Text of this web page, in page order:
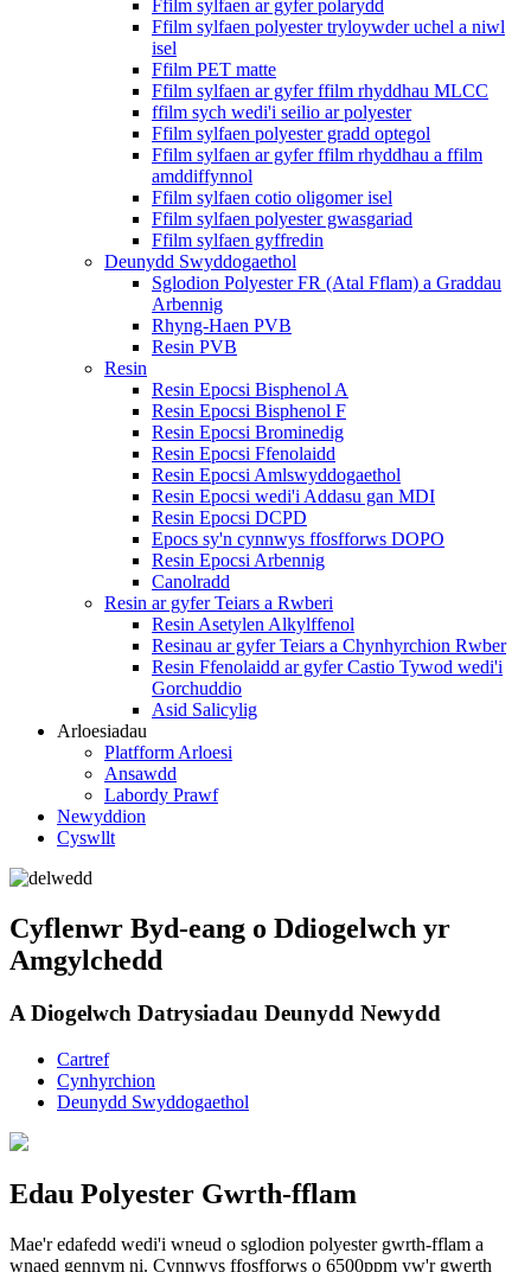
Ffilm sylfaen ar gyfer polarydd
Ffilm sylfaen polyester tryloywder uchel a niwl
isel
Ffilm PET matte
Ffilm sylfaen ar gyfer ffilm rhyddhau MLCC
ffilm sych wedi'i seilio ar polyester
Ffilm sylfaen polyester gradd optegol
Ffilm sylfaen ar gyfer ffilm rhyddhau a ffilm
amddiffynnol
Ffilm sylfaen cotio oligomer isel
Ffilm sylfaen polyester gwasgariad
Ffilm sylfaen gyffredin
Deunydd Swyddogaethol
Sglodion Polyester FR (Atal Fflam) a Graddau
Arbennig
Rhyng-Haen PVB
Resin PVB
Resin
Resin Epocsi Bisphenol A
Resin Epocsi Bisphenol F
Resin Epocsi Brominedig
Resin Epocsi Ffenolaidd
Resin Epocsi Amlswyddogaethol
Resin Epocsi wedi'i Addasu gan MDI
Resin Epocsi DCPD
Epocs sy'n cynnwys ffosfforws DOPO
Resin Epocsi Arbennig
Canolradd
Resin ar gyfer Teiars a Rwberi
Resin Asetylen Alkylffenol
Resinau ar gyfer Teiars a Chynhyrchion Rwber
Resin Ffenolaidd ar gyfer Castio Tywod wedi'i
Gorchuddio
Asid Salicylig
Arloesiadau
Platfform Arloesi
Ansawdd
Labordy Prawf
Newyddion
Cyswllt
Cyflenwr Byd-eang o Ddiogelwch yr
Amgylchedd
A Diogelwch Datrysiadau Deunydd Newydd
Cartref
Cynhyrchion
Deunydd Swyddogaethol
Edau Polyester Gwrth-fflam
Mae'r edafedd wedi'i wneud o sglodion polyester gwrth-fflam a
wnaed gennym ni. Cynnwys ffosfforws o 6500ppm yw'r gwerth